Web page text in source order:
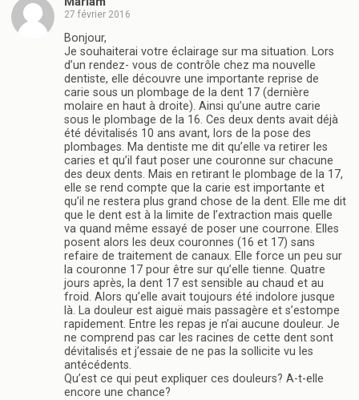
27 février 2016
Bonjour,
Je souhaiterai votre éclairage sur ma situation. Lors
d’un rendez- vous de contrôle chez ma nouvelle
dentiste, elle découvre une importante reprise de
carie sous un plombage de la dent 17 (dernière
molaire en haut à droite). Ainsi qu’une autre carie
sous le plombage de la 16. Ces deux dents avait déjà
été dévitalisés 10 ans avant, lors de la pose des
plombages. Ma dentiste me dit qu’elle va retirer les
caries et qu’il faut poser une couronne sur chacune
des deux dents. Mais en retirant le plombage de la 17,
elle se rend compte que la carie est importante et
qu’il ne restera plus grand chose de la dent. Elle me dit
que le dent est à la limite de l’extraction mais quelle
va quand même essayé de poser une courrone. Elles
posent alors les deux couronnes (16 et 17) sans
refaire de traitement de canaux. Elle force un peu sur
la couronne 17 pour être sur qu’elle tienne. Quatre
jours après, la dent 17 est sensible au chaud et au
froid. Alors qu’elle avait toujours été indolore jusque
là. La douleur est aiguë mais passagère et s’estompe
rapidement. Entre les repas je n’ai aucune douleur. Je
ne comprend pas car les racines de cette dent sont
dévitalisés et j’essaie de ne pas la sollicite vu les
antécédents.
Qu’est ce qui peut expliquer ces douleurs? A-t-elle
encore une chance?